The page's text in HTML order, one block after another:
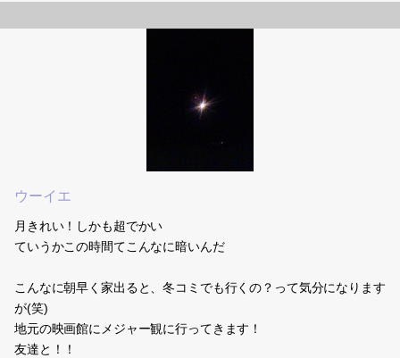
ウーイエ
月きれい！しかも超でかい
ていうかこの時間てこんなに暗いんだ
こんなに朝早く家出ると、冬コミでも行くの？って気分になります
が(笑)
地元の映画館にメジャー観に行ってきます！
友達と！！